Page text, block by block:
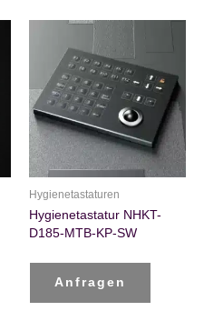
Hygienetastaturen
Hygienetastatur NHKT-
D185-MTB-KP-SW
Anfragen